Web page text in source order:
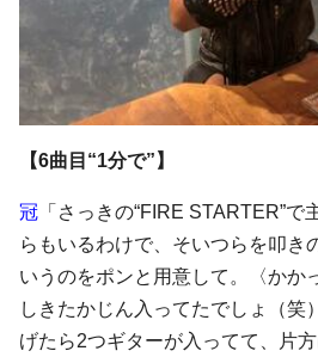
【6曲目“1分で”】
冠 「さっきの“FIRE STARTER”
らもいるわけで、そいつらを叩き
いうのをポンと用意して。〈かか
しきたかじん入ってたでしょ（笑
げたら2つギターが入ってて、片